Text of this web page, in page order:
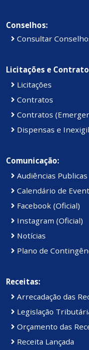
Conselhos:
Consultar
Licitações e
Licitações
Contratos
Contratos
Dispensas e
Comunicação:
Audiências Publicas
Calendário de
Facebook (Oficial)
Instagram (Oficial)
Notícias
Plano de
Receitas:
Arrecadação das
Legislação
Orçamento das
Receita Lançada